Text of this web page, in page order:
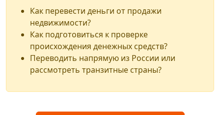
Как перевести деньги от продажи
недвижимости?
Как подготовиться к проверке
происхождения денежных средств?
Переводить напрямую из России или
рассмотреть транзитные страны?